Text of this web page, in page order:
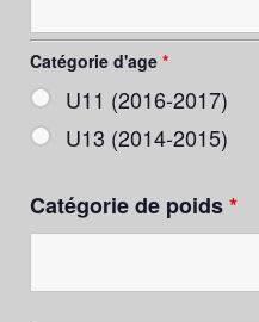
Catégorie d'age *
U11 (2016-2017)
U13 (2014-2015)
Catégorie de poids*